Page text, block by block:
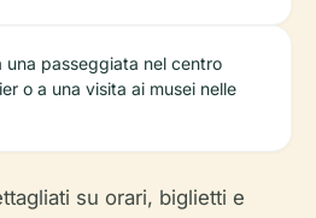
una passeggiata nel centro
o a una visita ai musei nelle
su orari, biglietti e